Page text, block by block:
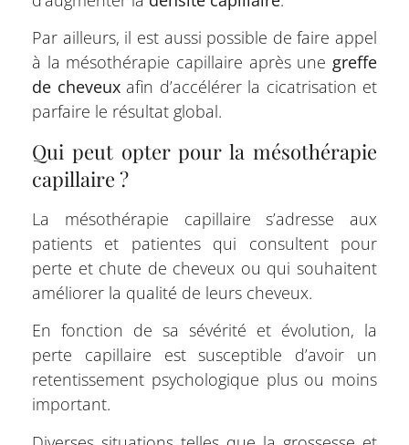
Par ailleurs, il est aussi possible de faire appel
à la mésothérapie capillaire après une greffe
de cheveux afin d’accélérer la cicatrisation et
parfaire le résultat global.
Qui peut opter pour la mésothérapie
capillaire ?
La mésothérapie capillaire s’adresse aux
patients et patientes qui consultent pour
perte et chute de cheveux ou qui souhaitent
améliorer la qualité de leurs cheveux.
En fonction de sa sévérité et évolution, la
perte capillaire est susceptible d’avoir un
retentissement psychologique plus ou moins
important.